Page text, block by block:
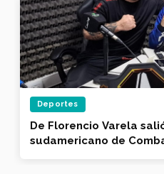
Deportes
De Florencio Varela
sudamericano de